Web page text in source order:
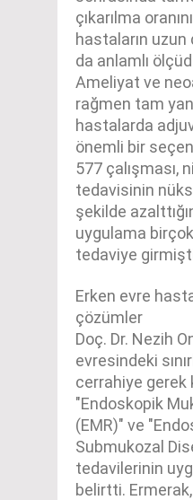
çıkarılma
hastaların uzun
da anlamlı
Ameliyat ve
rağmen tam
hastalarda
önemli bir
577 çalışması,
tedavisinin nüks
şekilde
uygulama
tedaviye
Erken evre
çözümler
Doç. Dr. Nezih
evresindeki
cerrahiye gerek
"Endoskopik
(EMR)" ve
Submukozal
tedavilerinin
belirtti.